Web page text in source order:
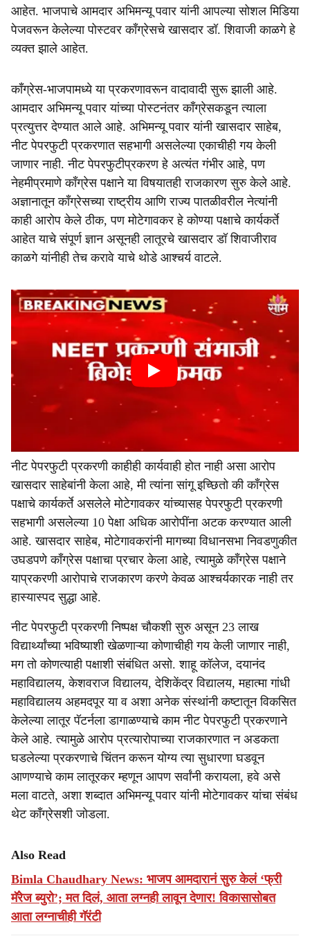
आहेत. भाजपाचे आमदार अभिमन्यू पवार यांनी आपल्या सोशल मिडिया
पेजवरून केलेल्या पोस्टवर काँग्रेसचे खासदार डॉ. शिवाजी काळगे हे
व्यक्त झाले आहेत.
काँग्रेस-भाजपामध्ये या प्रकरणावरून वादावादी सुरू झाली आहे.
आमदार अभिमन्यू पवार यांच्या पोस्टनंतर काँग्रेसकडून त्याला
प्रत्युत्तर देण्यात आले आहे. अभिमन्यू पवार यांनी खासदार साहेब,
नीट पेपरफुटी प्रकरणात सहभागी असलेल्या एकाचीही गय केली
जाणार नाही. नीट पेपरफुटीप्रकरण हे अत्यंत गंभीर आहे, पण
नेहमीप्रमाणे काँग्रेस पक्षाने या विषयातही राजकारण सुरु केले आहे.
अज्ञानातून काँग्रेसच्या राष्ट्रीय आणि राज्य पातळीवरील नेत्यांनी
काही आरोप केले ठीक, पण मोटेगावकर हे कोण्या पक्षाचे कार्यकर्ते
आहेत याचे संपूर्ण ज्ञान असूनही लातूरचे खासदार डॉ शिवाजीराव
काळगे यांनीही तेच करावे याचे थोडे आश्चर्य वाटले.
नीट पेपरफुटी प्रकरणी काहीही कार्यवाही होत नाही असा आरोप
खासदार साहेबांनी केला आहे, मी त्यांना सांगू इच्छितो की काँग्रेस
पक्षाचे कार्यकर्ते असलेले मोटेगावकर यांच्यासह पेपरफुटी प्रकरणी
सहभागी असलेल्या 10 पेक्षा अधिक आरोपींना अटक करण्यात आली
आहे. खासदार साहेब, मोटेगावकरांनी मागच्या विधानसभा निवडणुकीत
उघडपणे काँग्रेस पक्षाचा प्रचार केला आहे, त्यामुळे काँग्रेस पक्षाने
याप्रकरणी आरोपाचे राजकारण करणे केवळ आश्चर्यकारक नाही तर
हास्यास्पद सुद्धा आहे.
नीट पेपरफुटी प्रकरणी निष्पक्ष चौकशी सुरु असून 23 लाख
विद्यार्थ्यांच्या भविष्याशी खेळणाऱ्या कोणाचीही गय केली जाणार नाही,
मग तो कोणत्याही पक्षाशी संबंधित असो. शाहू कॉलेज, दयानंद
महाविद्यालय, केशवराज विद्यालय, देशिकेंद्र विद्यालय, महात्मा गांधी
महाविद्यालय अहमदपूर या व अशा अनेक संस्थांनी कष्टातून विकसित
केलेल्या लातूर पॅटर्नला डागाळण्याचे काम नीट पेपरफुटी प्रकरणाने
केले आहे. त्यामुळे आरोप प्रत्यारोपाच्या राजकारणात न अडकता
घडलेल्या प्रकरणाचे चिंतन करून योग्य त्या सुधारणा घडवून
आणण्याचे काम लातूरकर म्हणून आपण सर्वांनी करायला, हवे असे
मला वाटते, अशा शब्दात अभिमन्यू पवार यांनी मोटेगावकर यांचा संबंध
थेट काँग्रेसशी जोडला.
Also Read
Bimla Chaudhary News: भाजप आमदारानं सुरु केलं ‘फ्री
मॅरेज ब्युरो’; मत दिलं, आता लग्नही लावून देणार! विकासासोबत
आता लग्नाचीही गॅरंटी